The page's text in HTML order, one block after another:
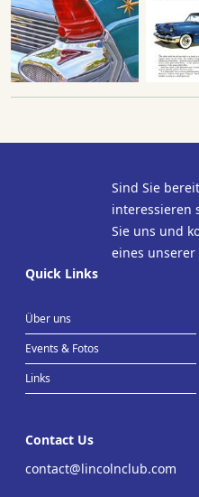
Sind Sie
interessieren
Sie uns und
eines unserer
Quick Links
Über uns
Events & Fotos
Links
Contact Us
contact@lincolnclub.com